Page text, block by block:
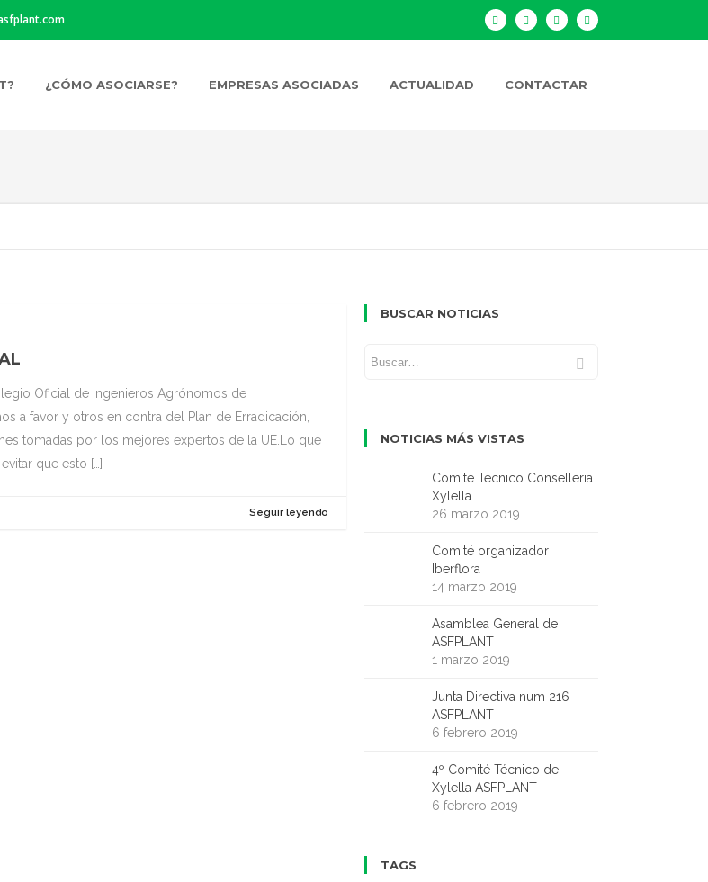
¿CÓMO ASOCIARSE? EMPRESAS ASOCIADAS ACTUALIDAD CONTACTAR
Oficial de Ingenieros Agrónomos de
a favor y otros en contra del Plan de Erradicación,
tomadas por los mejores expertos de la UE.Lo que
que esto […]
Seguir leyendo
BUSCAR NOTICIAS
NOTICIAS MÁS VISTAS
Comité Técnico Conselleria
Xylella
26 marzo 2019
Comité organizador
Iberflora
14 marzo 2019
Asamblea General de
ASFPLANT
1 marzo 2019
Junta Directiva num 216
ASFPLANT
6 febrero 2019
4º Comité Técnico de
Xylella ASFPLANT
6 febrero 2019
TAGS